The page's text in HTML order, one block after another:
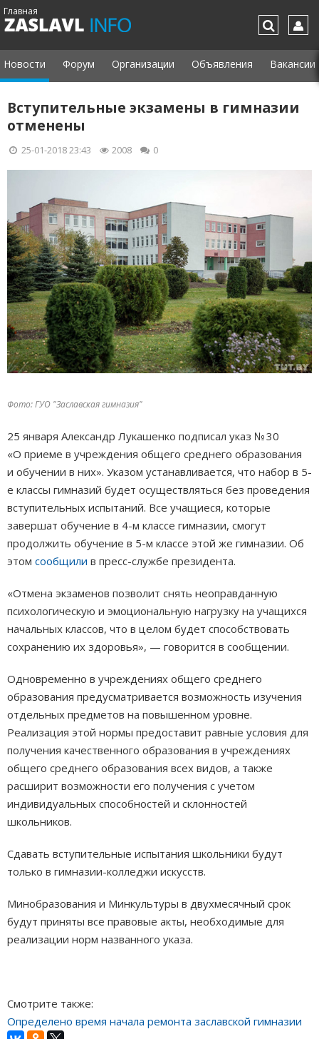
Главная
Новости Форум Организации Объявления Вакансии
Вступительные экзамены в гимназии
отменены
25-01-2018 23:43 2008 0
Фото: ГУО "Заславская гимназия"
25 января Александр Лукашенко подписал указ № 30
«О приеме в учреждения общего среднего образования
и обучении в них». Указом устанавливается, что набор в 5-
е классы гимназий будет осуществляться без проведения
вступительных испытаний. Все учащиеся, которые
завершат обучение в 4-м классе гимназии, смогут
продолжить обучение в 5-м классе этой же гимназии. Об
этом сообщили в пресс-службе президента.
«Отмена экзаменов позволит снять неоправданную
психологическую и эмоциональную нагрузку на учащихся
начальных классов, что в целом будет способствовать
сохранению их здоровья», — говорится в сообщении.
Одновременно в учреждениях общего среднего
образования предусматривается возможность изучения
отдельных предметов на повышенном уровне.
Реализация этой нормы предоставит равные условия для
получения качественного образования в учреждениях
общего среднего образования всех видов, а также
расширит возможности его получения с учетом
индивидуальных способностей и склонностей
школьников.
Сдавать вступительные испытания школьники будут
только в гимназии-колледжи искусств.
Минобразования и Минкультуры в двухмесячный срок
будут приняты все правовые акты, необходимые для
реализации норм названного указа.
Смотрите также:
Определено время начала ремонта заславской гимназии